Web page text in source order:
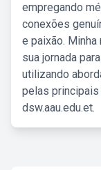
empregando
conexões
e paixão.
sua jornada
utilizando
pelas
dsw.aau.edu.et.